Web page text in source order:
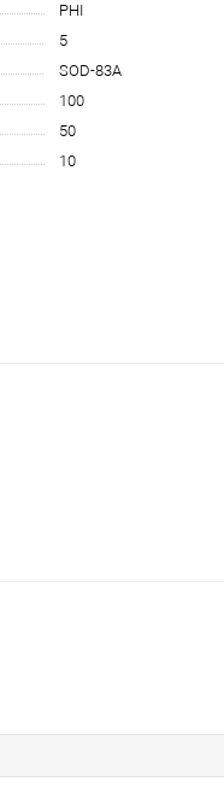
PHI
5
SOD-83A
100
50
10